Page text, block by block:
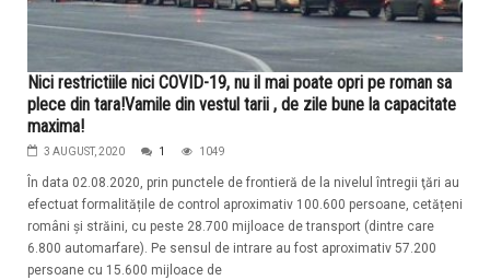
Nici restrictiile nici COVID-19, nu il mai poate opri pe roman sa
plece din tara!Vamile din vestul tarii , de zile bune la capacitate
maxima!
3 AUGUST, 2020 1 1049
În data 02.08.2020, prin punctele de frontieră de la nivelul întregii ţări au
efectuat formalitățile de control aproximativ 100.600 persoane, cetățeni
români și străini, cu peste 28.700 mijloace de transport (dintre care
6.800 automarfare). Pe sensul de intrare au fost aproximativ 57.200
persoane cu 15.600 mijloace de